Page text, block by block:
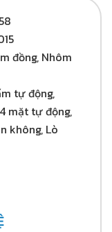
đồng, Nhôm
tự động,
mặt tự động,
không, Lò